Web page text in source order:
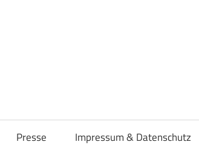
Presse Impressum & Datenschutz